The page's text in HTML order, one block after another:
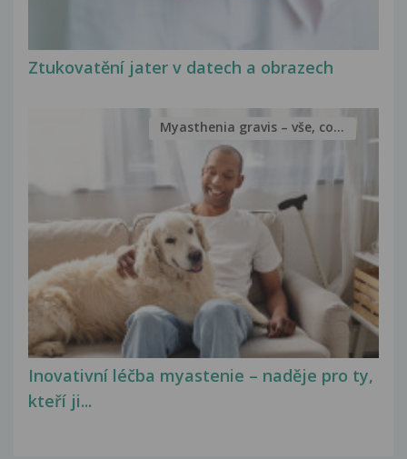
Ztukovatění jater v datech a obrazech
Inovativní léčba myastenie – naděje pro ty,
kteří ji...
Myasthenia gravis – vše, co...